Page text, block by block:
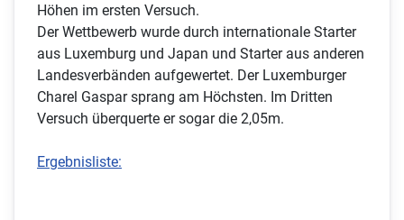
Höhen im ersten Versuch.
Der Wettbewerb wurde durch internationale Starter
aus Luxemburg und Japan und Starter aus anderen
Landesverbänden aufgewertet. Der Luxemburger
Charel Gaspar sprang am Höchsten. Im Dritten
Versuch überquerte er sogar die 2,05m.
Ergebnisliste: